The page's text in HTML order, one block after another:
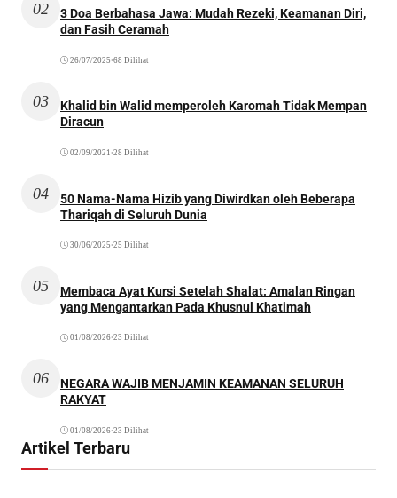
02
3 Doa Berbahasa Jawa: Mudah Rezeki, Keamanan Diri,
dan Fasih Ceramah
26/07/2025 •68 Dilihat
03
Khalid bin Walid memperoleh Karomah Tidak Mempan
Diracun
02/09/2021 •28 Dilihat
04
50 Nama-Nama Hizib yang Diwirdkan oleh Beberapa
Thariqah di Seluruh Dunia
30/06/2025 •25 Dilihat
05
Membaca Ayat Kursi Setelah Shalat: Amalan Ringan
yang Mengantarkan Pada Khusnul Khatimah
01/08/2026•23 Dilihat
06
NEGARA WAJIB MENJAMIN KEAMANAN SELURUH
RAKYAT
01/08/2026•23 Dilihat
Artikel Terbaru